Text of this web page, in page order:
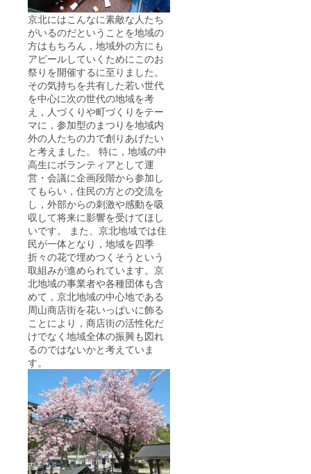
京北にはこんなに素敵な人たち
がいるのだということを地域の
方はもちろん，地域外の方にも
アピールしていくためにこのお
祭りを開催するに至りました。
その気持ちを共有した若い世代
を中心に次の世代の地域を考
え，人づくりや町づくりをテー
マに，参加型のまつりを地域内
外の人たちの力で創りあげたい
と考えました。 特に，地域の中
高生にボランティアとして運
営・会議に企画段階から参加し
てもらい，住民の方との交流を
し，外部からの刺激や感動を吸
収して将来に影響を受けてほし
いです。 また、京北地域では住
民が一体となり，地域を四季
折々の花で埋めつくそうという
取組みが進められています。京
北地域の事業者や各種団体も含
めて，京北地域の中心地である
周山商店街を花いっぱいに飾る
ことにより，商店街の活性化だ
けでなく地域全体の振興も図れ
るのではないかと考えていま
す。